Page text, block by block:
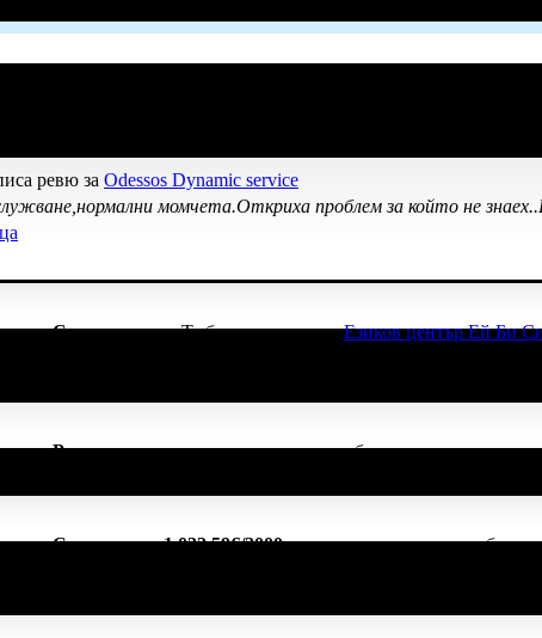
ревю за Odessos Dynamic service
момчета.Откриха проблем за който не
Супер клиент. Тябеше връчена отЕзиков център Ей Би
Ранно пиле, рано пее, защото си грабна ваучер по първи
Спестих над 1 022.59€/2000лв, защото докато си грабеше